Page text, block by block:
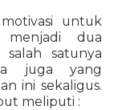
untuk
menjadi dua
satunya
juga yang
ini sekaligus.
meliputi :